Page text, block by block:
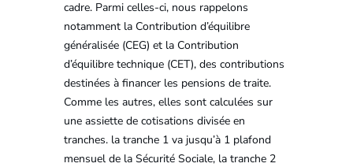
cadre. Parmi celles-ci, nous rappelons
notamment la Contribution d’équilibre
généralisée (CEG) et la Contribution
d’équilibre technique (CET), des contributions
destinées à financer les pensions de traite.
Comme les autres, elles sont calculées sur
une assiette de cotisations divisée en
tranches. la tranche 1 va jusqu’à 1 plafond
mensuel de la Sécurité Sociale, la tranche 2